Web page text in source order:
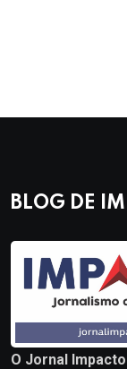
BLOG DE
O Jornal